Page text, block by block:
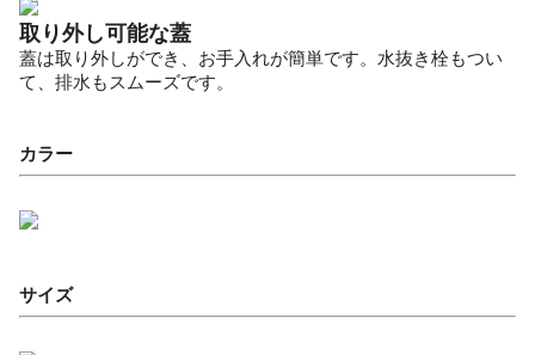
取り外し可能な蓋
蓋は取り外しができ、お手入れが簡単です。水抜き栓もつい
て、排水もスムーズです。
カラー
サイズ